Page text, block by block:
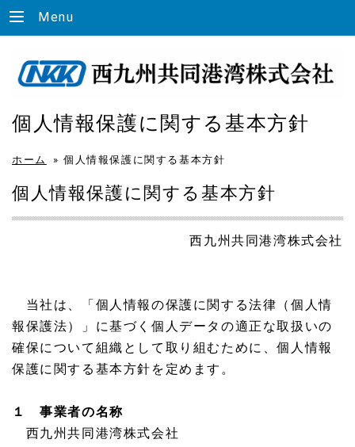
Menu
個人情報保護に関する基本方針
ホーム » 個人情報保護に関する基本方針
個人情報保護に関する基本方針
西九州共同港湾株式会社
当社は、「個人情報の保護に関する法律（個人情
報保護法）」に基づく個人データの適正な取扱いの
確保について組織として取り組むために、個人情報
保護に関する基本方針を定めます。
１ 事業者の名称
西九州共同港湾株式会社